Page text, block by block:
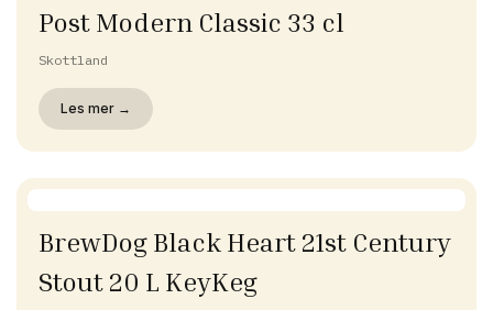
Post Modern Classic 33 cl
Skottland
Les mer →
BrewDog Black Heart 21st Century
Stout 20 L KeyKeg